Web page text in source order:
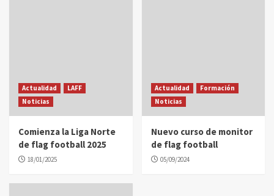
Actualidad
LAFF
Noticias
Comienza la Liga Norte
de flag football 2025
18/01/2025
Actualidad
Formación
Noticias
Nuevo curso de monitor
de flag football
05/09/2024